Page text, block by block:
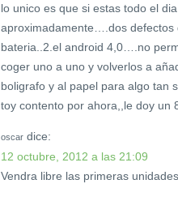
lo unico es que si estas todo el
aproximadamente….dos defectos
bateria..2.el android 4,0….no
coger uno a uno y volverlos a
boligrafo y al papel para algo tan
toy contento por ahora,,le doy un
oscar dice:
12 octubre, 2012 a las 21:09
Vendra libre las primeras